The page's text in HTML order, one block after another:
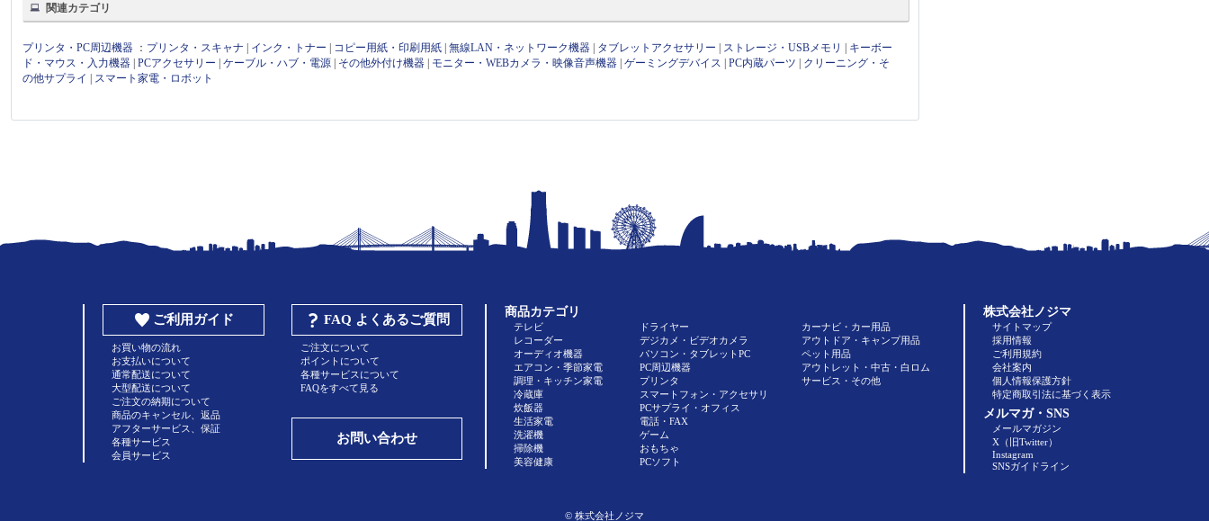
関連カテゴリ
プリンタ・PC周辺機器 ： プリンタ・スキャナ インク・トナー コピー用紙・印刷用紙 |無線LAN・ネットワーク機器 タブレットアクセサリー ストレージ・USBメモリ
キーボー
ド・マウス・入力機器 |PCアクセサリー |ケーブル・ハブ・電源 その他外付け機器 モニター・WEBカメラ・映像音声機器 |ゲーミングデバイス |PC内蔵パーツ
クリーニング・そ
の他サプライ
スマート家電・ロボット
ご利用ガイド
お買い物の流れ
お支払いについて
通常配送について
大型配送について
ご注文の納期について
商品のキャンセル、返品
アフターサービス、保証
各種サービス
会員サービス
FAQ よくあるご質問
ご注文について
ポイントについて
各種サービスについて
FAQをすべて見る
お問い合わせ
商品カテゴリ
テレビ
レコーダー
オーディオ機器
エアコン・季節家電
調理・キッチン家電
冷蔵庫
炊飯器
生活家電
洗濯機
掃除機
美容健康
ドライヤー
デジカメ・ビデオカメラ
パソコン・タブレットPC
PC周辺機器
プリンタ
スマートフォン・アクセサリ
PCサプライ・オフィス
電話・FAX
ゲーム
おもちゃ
PCソフト
カーナビ・カー用品
アウトドア・キャンプ用品
ペット用品
アウトレット・中古・白ロム
サービス・その他
株式会社ノジマ
サイトマップ
採用情報
ご利用規約
会社案内
個人情報保護方針
特定商取引法に基づく表示
メルマガ・SNS
メールマガジン
X（旧Twitter）
Instagram
SNSガイドライン
© 株式会社ノジマ